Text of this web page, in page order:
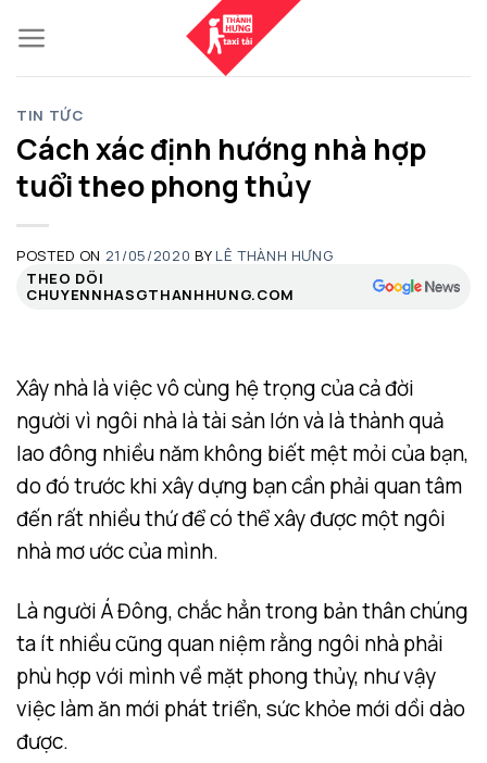
to
content
TIN TỨC
Cách xác định hướng nhà hợp
tuổi theo phong thủy
POSTED ON 21/05/2020 BY LÊ THÀNH HƯNG
THEO DÕI
CHUYENNHASGTHANHHUNG.COM
Xây nhà là việc vô cùng hệ trọng của cả đời
người vì ngôi nhà là tài sản lớn và là thành quả
lao đông nhiều năm không biết mệt mỏi của bạn,
do đó trước khi xây dựng bạn cần phải quan tâm
đến rất nhiều thứ để có thể xây được một ngôi
nhà mơ ước của mình.
Là người Á Đông, chắc hẳn trong bản thân chúng
ta ít nhiều cũng quan niệm rằng ngôi nhà phải
phù hợp với mình về mặt phong thủy, như vậy
việc làm ăn mới phát triển, sức khỏe mới dồi dào
được.